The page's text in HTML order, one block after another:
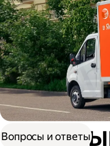
Вопросы и ответы